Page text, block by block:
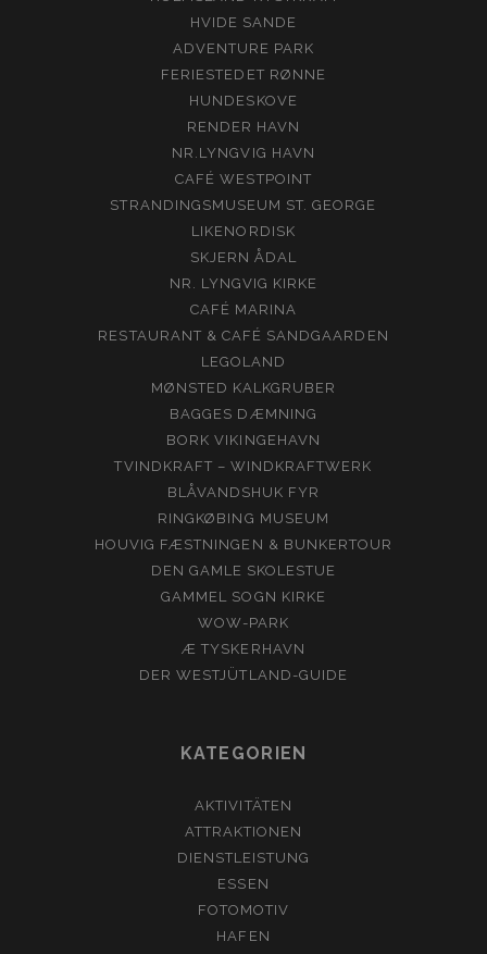
HVIDE SANDE
ADVENTURE PARK
FERIESTEDET RØNNE
HUNDESKOVE
RENDER HAVN
NR.LYNGVIG HAVN
CAFÉ WESTPOINT
STRANDINGSMUSEUM ST. GEORGE
LIKENORDISK
SKJERN ÅDAL
NR. LYNGVIG KIRKE
CAFÉ MARINA
RESTAURANT & CAFÉ SANDGAARDEN
LEGOLAND
MØNSTED KALKGRUBER
BAGGES DÆMNING
BORK VIKINGEHAVN
TVINDKRAFT – WINDKRAFTWERK
BLÅVANDSHUK FYR
RINGKØBING MUSEUM
HOUVIG FÆSTNINGEN & BUNKERTOUR
DEN GAMLE SKOLESTUE
GAMMEL SOGN KIRKE
WOW-PARK
Æ TYSKERHAVN
DER WESTJÜTLAND-GUIDE
KATEGORIEN
AKTIVITÄTEN
ATTRAKTIONEN
DIENSTLEISTUNG
ESSEN
FOTOMOTIV
HAFEN